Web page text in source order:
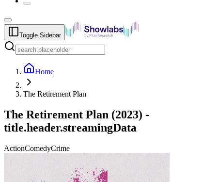
Toggle Sidebar
Home
The Retirement Plan
The Retirement Plan (2023) -
title.header.streamingData
ActionComedyCrime